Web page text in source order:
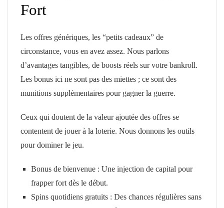
Fort
Les offres génériques, les “petits cadeaux” de
circonstance, vous en avez assez. Nous parlons
d’avantages tangibles, de boosts réels sur votre bankroll.
Les bonus ici ne sont pas des miettes ; ce sont des
munitions supplémentaires pour gagner la guerre.
Ceux qui doutent de la valeur ajoutée des offres se
contentent de jouer à la loterie. Nous donnons les outils
pour dominer le jeu.
Bonus de bienvenue : Une injection de capital pour
frapper fort dès le début.
Spins quotidiens gratuits : Des chances régulières sans